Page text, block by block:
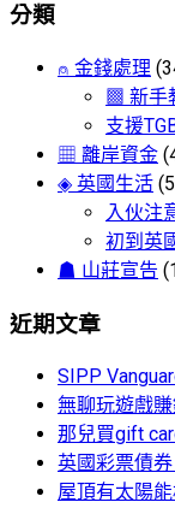
分類
⍝ 金錢處理
▩ 新手
支援
▦ 離岸資金
◈ 英國生活
入伙注
初到英
☗ 山莊宣告
近期文章
SIPP
無聊玩遊戲
那兒買gift
英國彩票債
屋頂有太陽